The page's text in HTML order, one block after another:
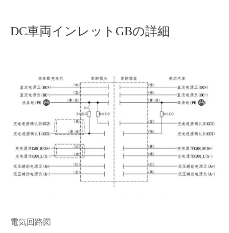
DC車両インレットGBの詳細
電気回路図